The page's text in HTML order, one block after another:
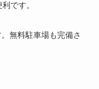
です。
無料駐車場も完備さ